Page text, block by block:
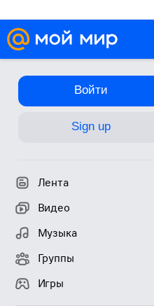
Войти
Sign up
Лента
Видео
Музыка
Группы
Игры